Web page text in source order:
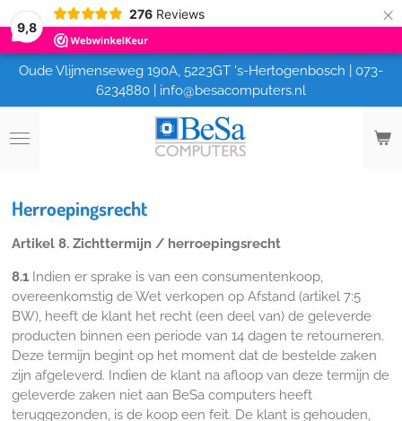
9,8
276 Reviews ×
Oude Vlijmenseweg 190A, 5223GT 's-Hertogenbosch | 073-
6234880 | info@besacomputers.nl
Herroepingsrecht
Artikel 8. Zichttermijn / herroepingsrecht
8.1Indien er sprake is van een consumentenkoop,
overeenkomstig de Wet verkopen op Afstand (artikel 7:5
BW), heeft de klant het recht (een deel van) de geleverde
producten binnen een periode van 14 dagen te retourneren.
Deze termijn begint op het moment dat de bestelde zaken
zijn afgeleverd. Indien de klant na afloop van deze termijn de
geleverde zaken niet aan BeSa computers heeft
teruggezonden, is de koop een feit. De klant is gehouden,